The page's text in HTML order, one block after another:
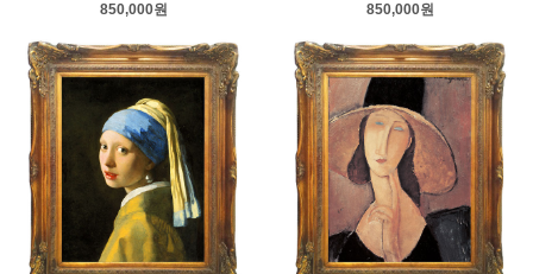
850,000원
850,000원